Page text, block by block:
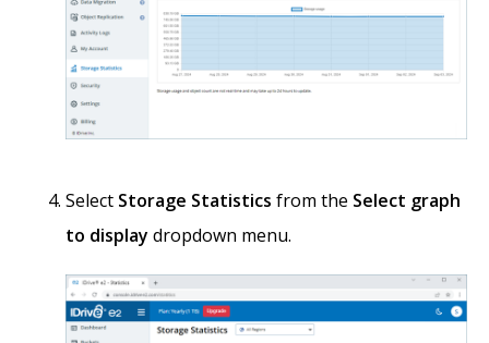
Select Storage Statistics from the Select graph
to display dropdown menu.